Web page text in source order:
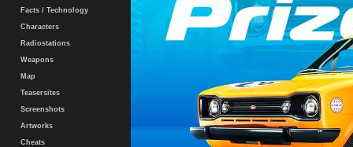
Facts / Technology
Characters
Radiostations
Weapons
Map
Teasersites
Screenshots
Artworks
Cheats